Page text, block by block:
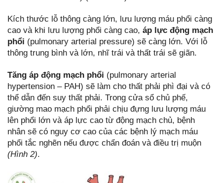
Kích thước lỗ thông càng lớn, lưu lượng máu phổi càng
cao và khi lưu lượng phổi càng cao, áp lực động mạch
phổi (pulmonary arterial pressure) sẽ càng lớn. Với lỗ
thông trung bình và lớn, nhĩ trái và thất trái sẽ giãn.
Tăng áp động mạch phổi (pulmonary arterial
hypertension – PAH) sẽ làm cho thất phải phì đại và có
thể dẫn đến suy thất phải. Trong cửa sổ chủ phế,
giường mao mạch phổi phải chịu đựng lưu lượng máu
lên phổi lớn và áp lực cao từ động mạch chủ, bệnh
nhân sẽ có nguy cơ cao của các bệnh lý mạch máu
phổi tắc nghẽn nếu được chẩn đoán và điều trị muộn
(Hình 2).